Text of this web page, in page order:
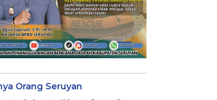
Orang Seruyan